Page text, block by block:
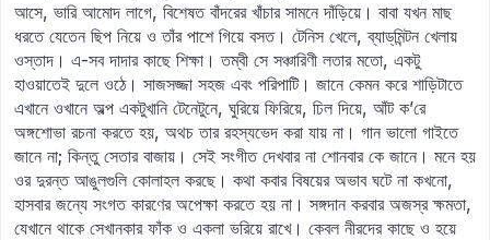
আসে, ভারি আমোদ লাগে, বিশেষত বাঁদরের খাঁচার সামনে দাঁড়িয়ে। বাবা যখন মাছ
ধরতে যেতেন ছিপ নিয়ে ও তাঁর পাশে গিয়ে বসত। টেনিস খেলে, ব্যাড্‌মিন্টন খেলায়
ওস্তাদ। এ-সব দাদার কাছে শিক্ষা। তম্বী সে সঞ্চারিণী লতার মতো, একটু
হাওয়াতেই দুলে ওঠে। সাজসজ্জা সহজ এবং পরিপাটি। জানে কেমন করে শাড়িটাতে
এখানে ওখানে অল্প একটুখানি টেনেটুনে, ঘুরিয়ে ফিরিয়ে, ঢিল দিয়ে, আঁট ক’রে
অঙ্গশোভা রচনা করতে হয়, অথচ তার রহস্যভেদ করা যায় না। গান ভালো গাইতে
জানে না; কিন্তু সেতার বাজায়। সেই সংগীত দেখবার না শোনবার কে জানে। মনে হয়
ওর দুরন্ত আঙুলগুলি কোলাহল করছে। কথা কবার বিষয়ের অভাব ঘটে না কখনো,
হাসবার জন্যে সংগত কারণের অপেক্ষা করতে হয় না। সঙ্গদান করবার অজস্র ক্ষমতা,
যেখানে থাকে সেখানকার ফাঁক ও একলা ভরিয়ে রাখে। কেবল নীরদের কাছে ও হয়ে